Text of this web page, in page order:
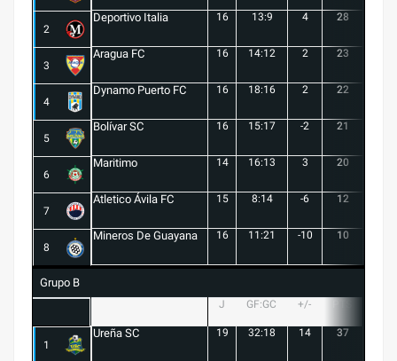
2
Deportivo Italia 16 13:9 4 28
3
Aragua FC 16 14:12 2 23
4
Dynamo Puerto FC 16 18:16 2 22
5
Bolívar SC 16 15:17 -2 21
6
Maritimo 14 16:13 3 20
7
Atletico Ávila FC 15 8:14 -6 12
8
Mineros De Guayana 16 11:21 -10 10
Grupo B
J GF:GC +/-
1
Ureña SC 19 32:18 14 37